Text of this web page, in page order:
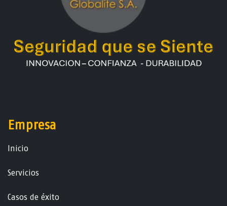
Empresa
Ini​ci​o
Servicios
Casos de éxito